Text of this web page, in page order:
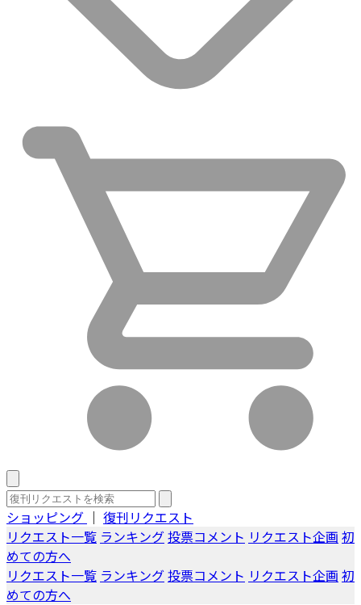
ショッピング ｜ 復刊リクエスト
リクエスト一覧 ランキング投票コメント リクエスト企画 初
めての方へ
リクエスト一覧 ランキング投票コメント リクエスト企画 初
めての方へ